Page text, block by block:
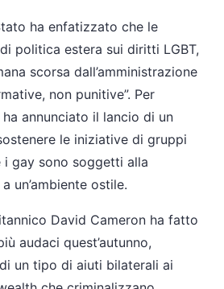
ha enfatizzato che le
politica estera sui diritti LGBT,
scorsa dall’amministrazione
non punitive”. Per
annunciato il lancio di un
le iniziative di gruppi
i gay sono soggetti alla
un’ambiente ostile.
David Cameron ha fatto
audaci quest’autunno,
un tipo di aiuti bilaterali ai